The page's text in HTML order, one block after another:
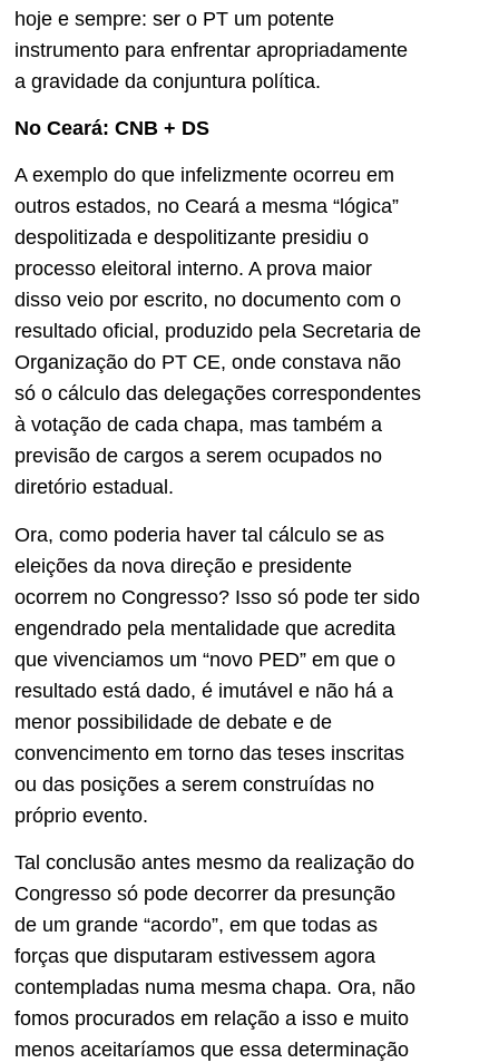
hoje e sempre: ser o PT um potente
instrumento para enfrentar apropriadamente
a gravidade da conjuntura política.
No Ceará: CNB + DS
A exemplo do que infelizmente ocorreu em
outros estados, no Ceará a mesma “lógica”
despolitizada e despolitizante presidiu o
processo eleitoral interno. A prova maior
disso veio por escrito, no documento com o
resultado oficial, produzido pela Secretaria de
Organização do PT CE, onde constava não
só o cálculo das delegações correspondentes
à votação de cada chapa, mas também a
previsão de cargos a serem ocupados no
diretório estadual.
Ora, como poderia haver tal cálculo se as
eleições da nova direção e presidente
ocorrem no Congresso? Isso só pode ter sido
engendrado pela mentalidade que acredita
que vivenciamos um “novo PED” em que o
resultado está dado, é imutável e não há a
menor possibilidade de debate e de
convencimento em torno das teses inscritas
ou das posições a serem construídas no
próprio evento.
Tal conclusão antes mesmo da realização do
Congresso só pode decorrer da presunção
de um grande “acordo”, em que todas as
forças que disputaram estivessem agora
contempladas numa mesma chapa. Ora, não
fomos procurados em relação a isso e muito
menos aceitaríamos que essa determinação